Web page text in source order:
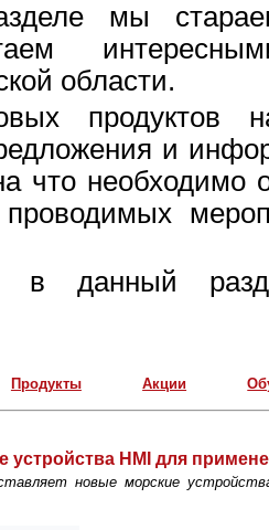
мы
области.
продуктов
и
что необходимо
в данный
Продукты Акции
устройства HMI для
новые морские